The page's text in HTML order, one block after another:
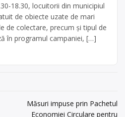
18.30, locuitorii din municipiul
de obiecte uzate de mari
de colectare, precum și tipul de
în programul campaniei, […]
Măsuri impuse prin Pachetul
Economiei Circulare pentru